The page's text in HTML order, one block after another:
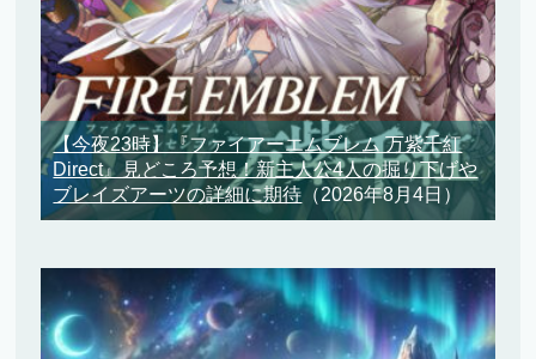
【今夜23時】『ファイアーエムブレム 万紫千紅
Direct』見どころ予想！新主人公4人の掘り下げや
ブレイズアーツの詳細に期待 （2026年8月4日）